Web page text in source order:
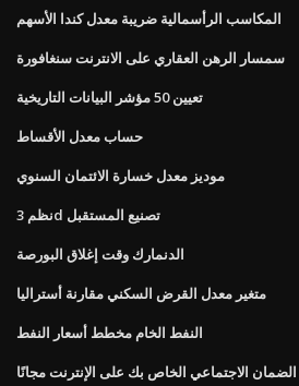
المكاسب الرأسمالية ضريبة معدل كندا الأسهم
سمسار الرهن العقاري على الانترنت سنغافورة
تعيين 50 مؤشر البيانات التاريخية
حساب معدل الأقساط
موديز معدل خسارة الائتمان السنوي
نظم 3d تصنيع المستقبل
الدنمارك وقت إغلاق البورصة
متغير معدل القرض السكني مقارنة أستراليا
النفط الخام مخطط أسعار النفط
الاجتماعي الخاص بك على الإنترنت مجانًا